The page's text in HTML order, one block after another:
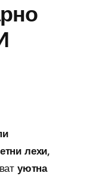
лехи,
уютна